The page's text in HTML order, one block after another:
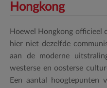
Hongkong
Hoewel Hongkong officieel
hier niet dezelfde
aan de moderne
westerse en oosterse
Een aantal hoogtepunten